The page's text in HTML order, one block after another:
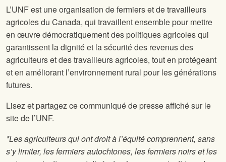
L’UNF est une organisation de fermiers et de travailleurs
agricoles du Canada, qui travaillent ensemble pour mettre
en œuvre démocratiquement des politiques agricoles qui
garantissent la dignité et la sécurité des revenus des
agriculteurs et des travailleurs agricoles, tout en protégeant
et en améliorant l’environnement rural pour les générations
futures.
Lisez et partagez ce communiqué de presse affiché sur le
site de l’UNF.
*Les agriculteurs qui ont droit à l’équité comprennent, sans
s’y limiter, les fermiers autochtones, les fermiers noirs et les